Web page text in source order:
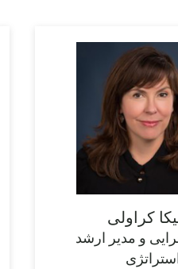
کراولی
و مدیر ارشد